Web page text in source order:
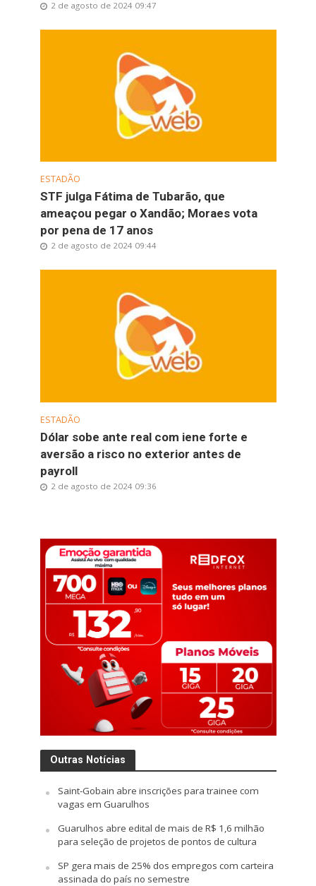
2 de agosto de 2024 09:47
ESTADÃO
STF julga Fátima de Tubarão, que
ameaçou pegar o Xandão; Moraes vota
por pena de 17 anos
2 de agosto de 2024 09:44
ESTADÃO
Dólar sobe ante real com iene forte e
aversão a risco no exterior antes de
payroll
2 de agosto de 2024 09:36
Outras Notícias
Saint-Gobain abre inscrições para trainee com
vagas em Guarulhos
Guarulhos abre edital de mais de R$ 1,6 milhão
para seleção de projetos de pontos de cultura
SP gera mais de 25% dos empregos com carteira
assinada do país no semestre